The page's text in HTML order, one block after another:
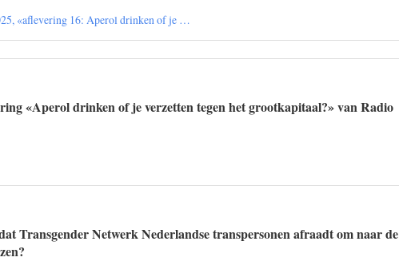
«aflevering 16: Aperol drinken of je …
«Aperol drinken of je verzetten tegen het grootkapitaal?» van Radio
Transgender Netwerk Nederlandse transpersonen afraadt om naar de